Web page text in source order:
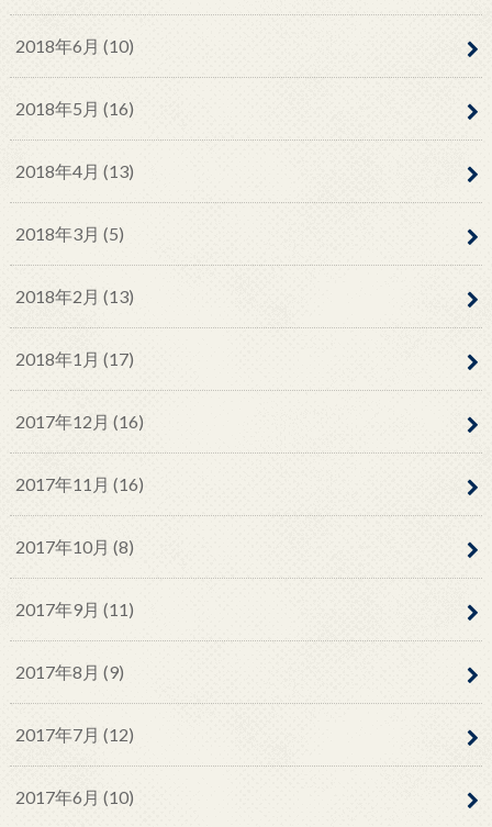
2018年6月 (10)
2018年5月 (16)
2018年4月 (13)
2018年3月 (5)
2018年2月 (13)
2018年1月 (17)
2017年12月 (16)
2017年11月 (16)
2017年10月 (8)
2017年9月 (11)
2017年8月 (9)
2017年7月 (12)
2017年6月 (10)